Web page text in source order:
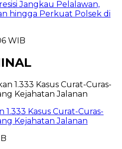
Jangkau Pelalawan,
hingga Perkuat Polsek di
WIB
Kasus Curat-Curas-
Kejahatan Jalanan